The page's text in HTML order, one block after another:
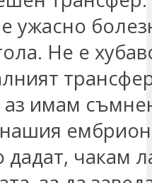
ужасно
Не е
имам
дадат, чакам